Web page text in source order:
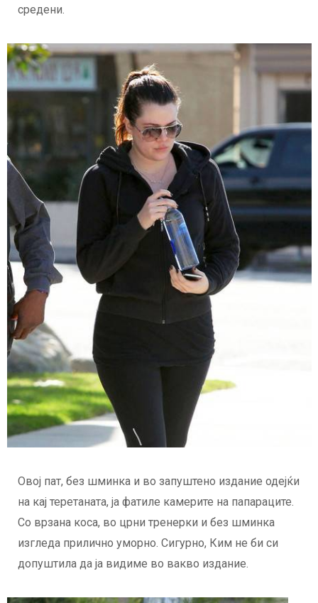
средени.
Овој пат, без шминка и во запуштено издание одејќи
на кај теретаната, ја фатиле камерите на папараците.
Со врзана коса, во црни тренерки и без шминка
изгледа прилично уморно. Сигурно, Ким не би си
допуштила да ја видиме во вакво издание.